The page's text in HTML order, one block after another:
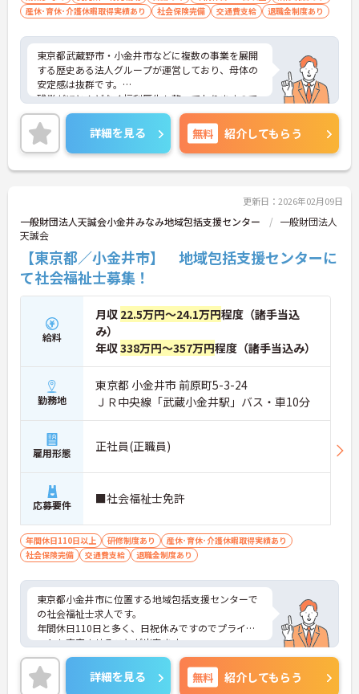
産休･育休･介護休暇取得実績あり
社会保険完備 交通費支給 退職金制度あり
東京都武蔵野市・小金井市などに複数の事業を展開
する歴史ある法人グループが運営しており、母体の
安定感は抜群です。
残業がほとんどなく福利厚生も整っておりますので
安心して就業していただけます。
ご興味のある方はお気軽にお問い合わせ下さいま
せ。
詳細を見る 無料 紹介してもらう
更新日：2026年02月09日
一般財団法人天誠会小金井みなみ地域包括支援センター
一般財団法人
天誠会
【東京都／小金井市】 地域包括支援センターに
て社会福祉士募集！
給料
月収 22.5万円～24.1万円程度（諸手当込
み）
年収338万円～357万円程度（諸手当込み）
勤務地
東京都 小金井市 前原町5-3-24
ＪＲ中央線「武蔵小金井駅」バス・車10分
雇用形態 正社員(正職員)
応募要件 ■社会福祉士免許
年間休日110日以上 研修制度あり
産休･育休･介護休暇取得実績あり
社会保険完備
交通費支給 退職金制度あり
東京都小金井市に位置する地域包括支援センターで
の社会福祉士求人です。
年間休日110日と多く、日祝休みですのでプライベ
ートも充実させることが出来ます。
ご興味のある方には、面接対策ポイントなど、さら
に詳細をお話しいたしますので、お気軽にご相談く
ださい
詳細を見る 無料 紹介してもらう